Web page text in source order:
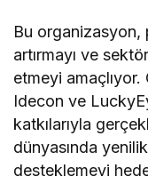
Bu organizasyon,
artırmayı ve
etmeyi
Idecon ve
katkılarıyla
dünyasında
desteklemeyi